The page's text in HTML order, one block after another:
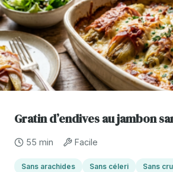
Gratin d’endives au jambon
55 min Facile
Sans arachides Sans céleri Sans